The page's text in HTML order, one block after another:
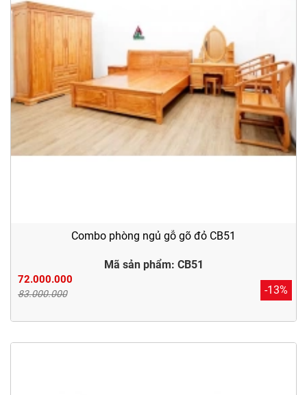
Combo phòng ngủ gỗ gõ đỏ CB51
Mã sản phẩm: CB51
72.000.000
83.000.000 -13%